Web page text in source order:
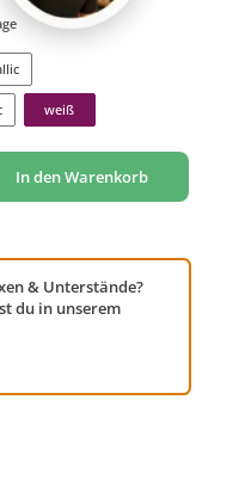
weiß
ein oder benutze die Schaltflächen um
In den Warenkorb
& Unterstände?
du in unserem